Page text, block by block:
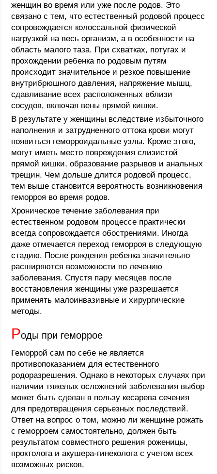
женщин во время или уже после родов. Это
связано с тем, что естественный родовой процесс
сопровождается колоссальной физической
нагрузкой на весь организм, а в особенности на
область малого таза. При схватках, потугах и
прохождении ребенка по родовым путям
происходит значительное и резкое повышение
внутрибрюшного давления, напряжение мышц,
сдавливание всех расположенных вблизи
сосудов, включая вены прямой кишки.
В результате у женщины вследствие избыточного
наполнения и затрудненного оттока крови могут
появиться геморроидальные узлы. Кроме этого,
могут иметь место повреждения слизистой
прямой кишки, образование разрывов и анальных
трещин. Чем дольше длится родовой процесс,
тем выше становится вероятность возникновения
геморроя во время родов.
Хроническое течение заболевания при
естественном родовом процессе практически
всегда сопровождается обострениями. Иногда
даже отмечается переход геморроя в следующую
стадию. После рождения ребенка значительно
расширяются возможности по лечению
заболевания. Спустя пару месяцев после
восстановления женщины уже разрешается
применять малоинвазивные и хирургические
методы.
Роды при геморрое
Геморрой сам по себе не является
противопоказанием для естественного
родоразрешения. Однако в некоторых случаях при
наличии тяжелых осложнений заболевания выбор
может быть сделан в пользу кесарева сечения
для предотвращения серьезных последствий.
Ответ на вопрос о том, можно ли женщине рожать
с геморроем самостоятельно, должен быть
результатом совместного решения роженицы,
проктолога и акушера-гинеколога с учетом всех
возможных рисков.